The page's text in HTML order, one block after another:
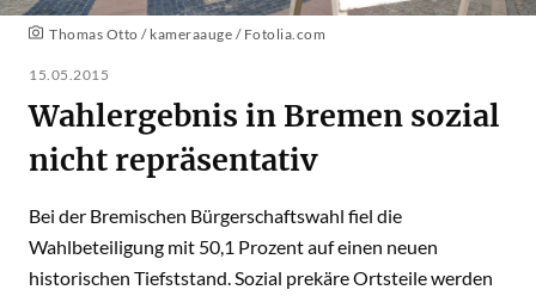
Thomas Otto / kameraauge / Fotolia.com
15.05.2015
Wahlergebnis in Bremen sozial
nicht repräsentativ
Bei der Bremischen Bürgerschaftswahl fiel die
Wahlbeteiligung mit 50,1 Prozent auf einen neuen
historischen Tiefststand. Sozial prekäre Ortsteile werden